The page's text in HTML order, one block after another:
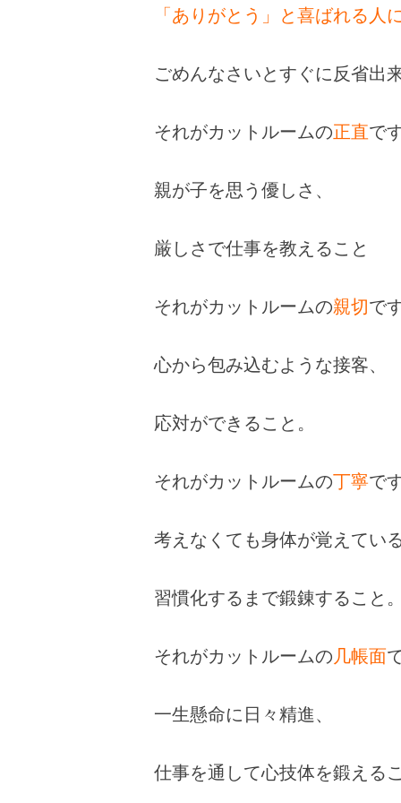
「ありがとう」と喜ばれる人
ごめんなさいとすぐに反省出
それがカットルームの正直で
親が子を思う優しさ、
厳しさで仕事を教えること
それがカットルームの親切で
心から包み込むような接客、
応対ができること。
それがカットルームの丁寧で
考えなくても身体が覚えている
習慣化するまで鍛錬すること。
それがカットルームの 几帳面
一生懸命に日々精進、
仕事を通して心技体を鍛えるこ